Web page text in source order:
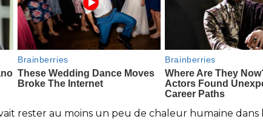
rester au moins un peu de chaleur humaine dans